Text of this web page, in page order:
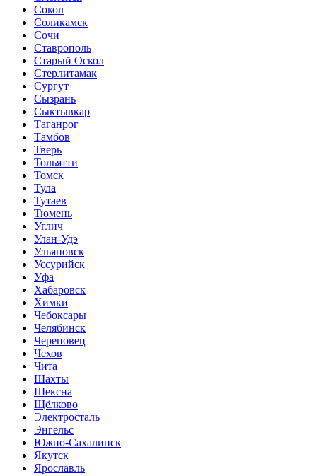
Сокол
Соликамск
Сочи
Ставрополь
Старый Оскол
Стерлитамак
Сургут
Сызрань
Сыктывкар
Таганрог
Тамбов
Тверь
Тольятти
Томск
Тула
Тутаев
Тюмень
Углич
Улан-Удэ
Ульяновск
Уссурийск
Уфа
Хабаровск
Химки
Чебоксары
Челябинск
Череповец
Чехов
Чита
Шахты
Шексна
Щёлково
Электросталь
Энгельс
Южно-Сахалинск
Якутск
Ярославль